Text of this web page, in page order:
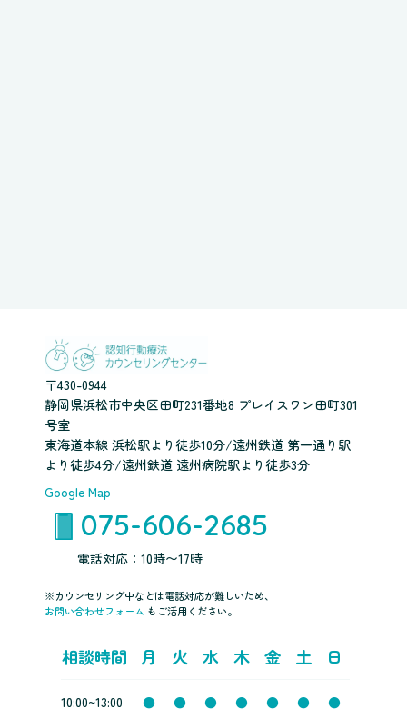
〒430-0944
静岡県浜松市中央区田町231番地8 プレイスワン田町301
号室
東海道本線 浜松駅より徒歩10分/遠州鉄道 第一通り駅
より徒歩4分/遠州鉄道 遠州病院駅より徒歩3分
Google Map
075-606-2685
電話対応：10時〜17時
※カウンセリング中などは電話対応が難しいため、
お問い合わせフォーム もご活用ください。
相談時間 月 火 水 木 金 土 日
10:00~13:00 ● ● ● ● ● ● ●